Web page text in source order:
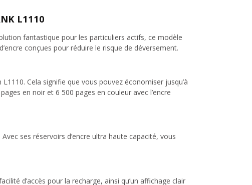
L1110
fantastique pour les particuliers actifs, ce modèle
conçues pour réduire le risque de déversement.
Cela signifie que vous pouvez économiser jusqu’à
en noir et 6 500 pages en couleur avec l’encre
ses réservoirs d’encre ultra haute capacité, vous
d’accès pour la recharge, ainsi qu’un affichage clair